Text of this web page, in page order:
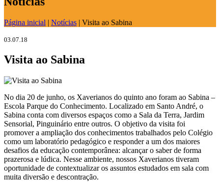
Página inicial | Notícias | Visita ao Sabina
03.07.18
Visita ao Sabina
No dia 20 de junho, os Xaverianos do quinto ano foram ao Sabina –
Escola Parque do Conhecimento. Localizado em Santo André, o
Sabina conta com diversos espaços como a Sala da Terra, Jardim
Sensorial, Pinguinário entre outros. O objetivo da visita foi
promover a ampliação dos conhecimentos trabalhados pelo Colégio
como um laboratório pedagógico e responder a um dos maiores
desafios da educação contemporânea: alcançar o saber de forma
prazerosa e lúdica. Nesse ambiente, nossos Xaverianos tiveram
oportunidade de contextualizar os assuntos estudados em sala com
muita diversão e descontração.